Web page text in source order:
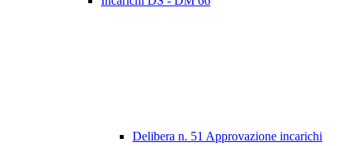
Delibera n. 51 Approvazione incarichi